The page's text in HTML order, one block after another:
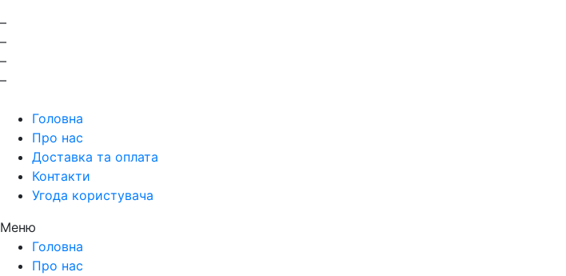
–
–
–
–
Головна
Про нас
Доставка та оплата
Контакти
Угода користувача
Меню
Головна
Про нас